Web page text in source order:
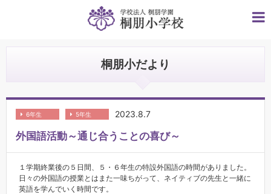
桐朋小だより
2023.8.7
5年生
6年生
外国語活動～通じ合うことの喜び～
１学期終業後の５日間、５・６年生の特設外国語の時間がありました。
日々の外国語の授業とはまた一味ちがって、ネイティブの先生と一緒に
英語を学んでいく時間です。